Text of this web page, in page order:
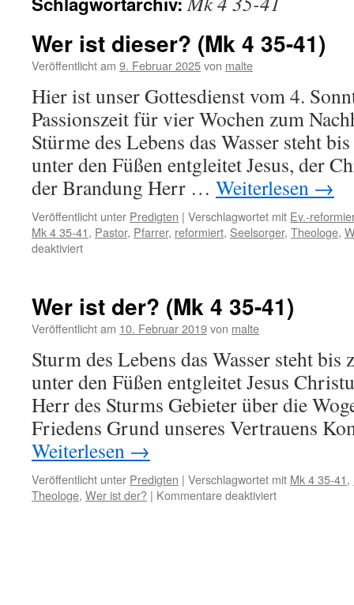
Wer ist dieser? (Mk 4 35-41)
Veröffentlicht am 9. Februar 2025von malte
Hier ist unser Gottesdienst vom 4.
Passionszeit für vier Wochen zum
Stürme des Lebens das Wasser steht
unter den Füßen entgleitet Jesus, der
der Brandung Herr … Weiterlesen →
Veröffentlicht unter Predigten | Verschlagwortet mit Ev.-
Mk 4 35-41, Pastor, Pfarrer, reformiert, Seelsorger, Theologe,
deaktiviertfür
(Mk
4
41)
Wer ist der? (Mk 4 35-41)
Veröffentlicht am 10. Februar 2019von malte
Sturm des Lebens das Wasser steht bis
unter den Füßen entgleitet Jesus
Herr des Sturms Gebieter über die
Friedens Grund unseres Vertrauens
Weiterlesen →
Veröffentlicht unter Predigten | Verschlagwortet mit Mk 4 35-41,
Theologe, Wer ist der? | Kommentare deaktiviertfür